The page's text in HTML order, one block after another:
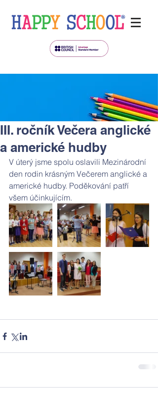
III. ročník Večera anglické
a americké hudby
V úterý jsme spolu oslavili Mezinárodní
den rodin krásným Večerem anglické a
americké hudby. Poděkování patří
všem účinkujícím.